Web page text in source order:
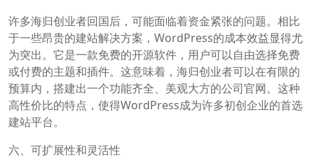
许多海归创业者回国后，可能面临着资金紧张的问题。相比
于一些昂贵的建站解决方案，WordPress的成本效益显得尤
为突出。它是一款免费的开源软件，用户可以自由选择免费
或付费的主题和插件。这意味着，海归创业者可以在有限的
预算内，搭建出一个功能齐全、美观大方的公司官网。这种
高性价比的特点，使得WordPress成为许多初创企业的首选
建站平台。
六、可扩展性和灵活性